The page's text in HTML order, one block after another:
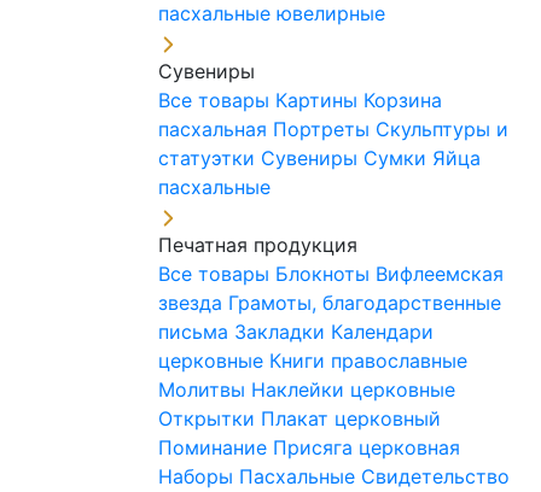
пасхальные ювелирные
Сувениры
Все товары Картины Корзина
пасхальная Портреты Скульптуры и
статуэтки Сувениры Сумки Яйца
пасхальные
Печатная продукция
Все товары Блокноты Вифлеемская
звезда Грамоты, благодарственные
письма Закладки Календари
церковные Книги православные
Молитвы Наклейки церковные
Открытки Плакат церковный
Поминание Присяга церковная
Наборы Пасхальные Свидетельство